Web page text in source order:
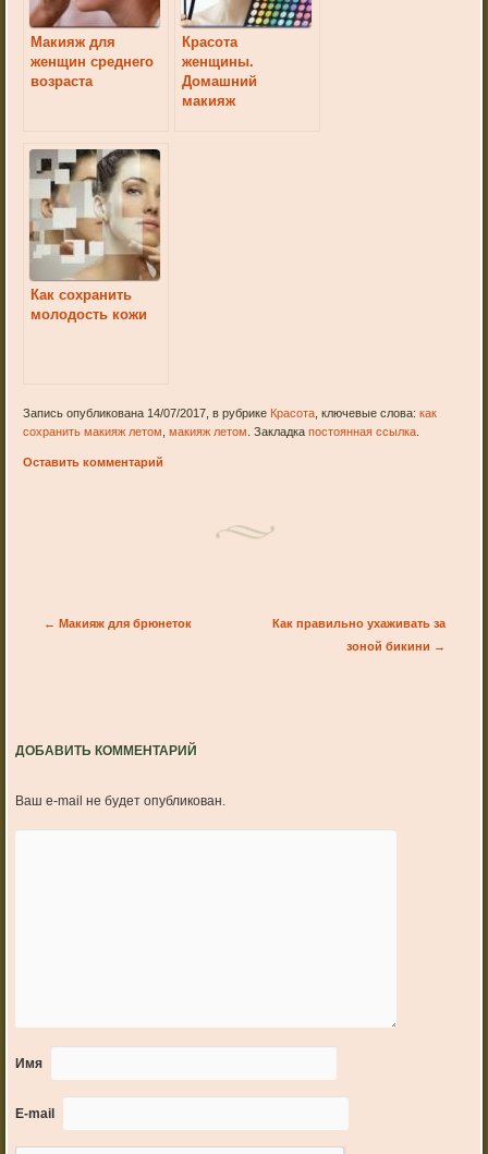
Макияж для
женщин среднего
возраста
Красота
женщины.
Домашний
макияж
Как сохранить
молодость кожи
Запись опубликована 14/07/2017, в рубрике Красота , ключевые слова:как
сохранить макияж летом ,макияж летом . Закладкапостоянная ссылка
Оставить комментарий
Post navigation
← Макияж для брюнеток
Как правильно ухаживать за
зоной бикини →
ДОБАВИТЬ КОММЕНТАРИЙ
Ваш e-mail не будет опубликован.
Имя
E-mail